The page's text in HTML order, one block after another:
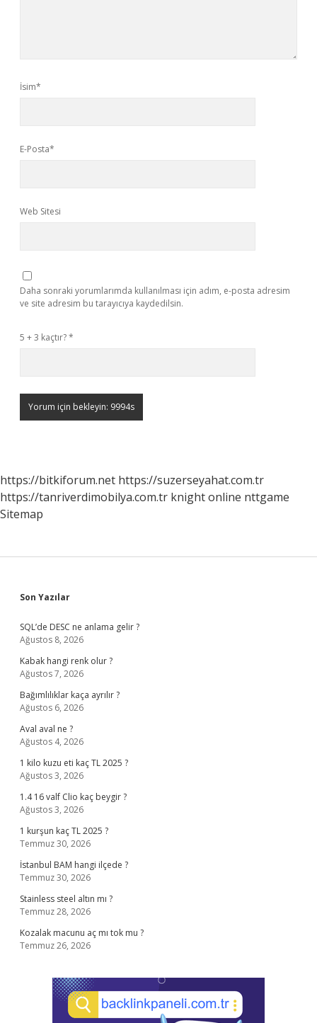
İsim*
E-Posta*
Web Sitesi
Daha sonraki yorumlarımda kullanılması için adım, e-posta adresim
ve site adresim bu tarayıcıya kaydedilsin.
5 + 3 kaçtır?*
https://bitkiforum.net https://suzerseyahat.com.tr
https://tanriverdimobilya.com.tr knight online nttgame
Sitemap
Sidebar
Son Yazılar
SQL’de DESC ne anlama gelir ?
Ağustos 8, 2026
Kabak hangi renk olur ?
Ağustos 7, 2026
Bağımlılıklar kaça ayrılır ?
Ağustos 6, 2026
Aval aval ne ?
Ağustos 4, 2026
1 kilo kuzu eti kaç TL 2025 ?
Ağustos 3, 2026
1.4 16 valf Clio kaç beygir ?
Ağustos 3, 2026
1 kurşun kaç TL 2025 ?
Temmuz 30, 2026
İstanbul BAM hangi ilçede ?
Temmuz 30, 2026
Stainless steel altın mı ?
Temmuz 28, 2026
Kozalak macunu aç mı tok mu ?
Temmuz 26, 2026